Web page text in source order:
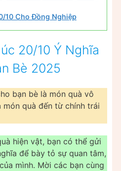
10 Cho Đồng Nghiệp
20/10 Ý Nghĩa
Bè 2025
bạn bè là món quà vô
quà đến từ chính trái
hiện vật, bạn có thể gửi
để bày tỏ sự quan tâm,
mình. Mời các bạn cùng